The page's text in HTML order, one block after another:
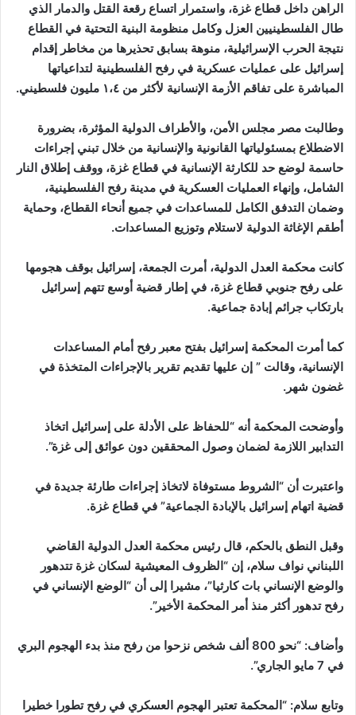
الراهن داخل قطاع غزة، واستمرار اتساع رقعة القتل والدمار الذي
طال الفلسطينيين العزل وكامل منظومة البنية التحتية في القطاع
نتيجة الحرب الإسرائيلية، منوهة بسابق تحذيرها من مخاطر إقدام
إسرائيل على عمليات عسكرية في رفح الفلسطينية لتداعياتها
المباشرة على تفاقم الأزمة الإنسانية لأكثر من ١،٤ مليون فلسطيني.
وطالبت مصر مجلس الأمن، والأطراف الدولية المؤثرة، بضرورة
الاضطلاع بمسئولياتها القانونية والإنسانية من خلال تبني إجراءات
حاسمة لوضع حد للكارثة الإنسانية في قطاع غزة، ووقف إطلاق النار
الشامل، وإنهاء العمليات العسكرية في مدينة رفح الفلسطينية،
وضمان التدفق الكامل للمساعدات في جميع أنحاء القطاع، وحماية
أطقم الإغاثة الدولية لاستلام وتوزيع المساعدات.
كانت محكمة العدل الدولية، أمرت الجمعة، إسرائيل بوقف هجومها
على رفح جنوبي قطاع غزة، في إطار قضية أوسع تتهم إسرائيل
بارتكاب جرائم إبادة جماعية.
كما أمرت المحكمة إسرائيل بفتح معبر رفح أمام المساعدات
الإنسانية، وقالت ” إن عليها تقديم تقرير بالإجراءات المتخذة في
غضون شهر.
وأوضحت المحكمة أنه “للحفاظ على الأدلة على إسرائيل اتخاذ
التدابير اللازمة لضمان وصول المحققين دون عوائق إلى غزة”.
واعتبرت أن “الشروط مستوفاة لاتخاذ إجراءات طارئة جديدة في
قضية اتهام إسرائيل بالإبادة الجماعية” في قطاع غزة.
وقبل النطق بالحكم، قال رئيس محكمة العدل الدولية القاضي
اللبناني نواف سلام، إن “الظروف المعيشية لسكان غزة تتدهور
والوضع الإنساني بات كارثيا”، مشيرا إلى أن “الوضع الإنساني في
رفح تدهور أكثر منذ أمر المحكمة الأخير”.
وأضاف: “نحو 800 ألف شخص نزحوا من رفح منذ بدء الهجوم البري
في 7 مايو الجاري”.
وتابع سلام: “المحكمة تعتبر الهجوم العسكري في رفح تطورا خطيرا